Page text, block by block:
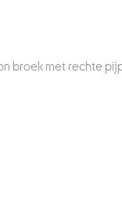
broek met rechte